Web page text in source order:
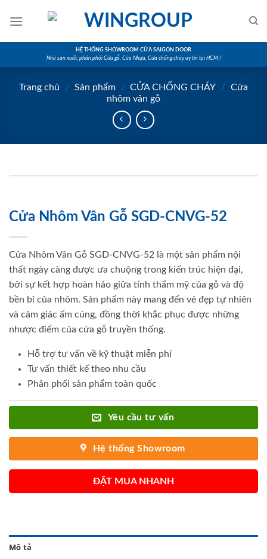
HỆ THỐNG SHOWROOM CỬA SAIGON DOOR
Nhà sản xuất, phân phối Cửa gỗ, Cửa Nhựa, Cửa chống cháy uy tín tại HCM !
Trang chủ / Sản phẩm / CỬA CHỐNG CHÁY /
Cửa
nhôm vân gỗ
Cửa Nhôm Vân Gỗ SGD-CNVG-52
Cửa Nhôm Vân Gỗ SGD-CNVG-52 là một sản phẩm nội
thất ngày càng được ưa chuộng trong kiến trúc hiện đại,
bởi sự kết hợp hoàn hảo giữa tính thẩm mỹ của gỗ và độ
bền bỉ của nhôm. Sản phẩm này mang đến vẻ đẹp tự nhiên
và cảm giác ấm cúng, đồng thời khắc phục được những
nhược điểm của cửa gỗ truyền thống.
Hỗ trợ tư vấn về kỹ thuật miễn phí
Tư vấn thiết kế theo nhu cầu
Phân phối sản phẩm toàn quốc
Yêu cầu tư vấn
Hệ thống Showroom
ĐẶT MUA NHANH
Mô tả